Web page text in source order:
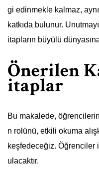
gi edinmekle kalmaz,
katkıda bulunur.
itapların büyülü
Önerilen
itaplar
Bu makalede,
n rolünü, etkili okuma
keşfedeceğiz.
ulacaktır.